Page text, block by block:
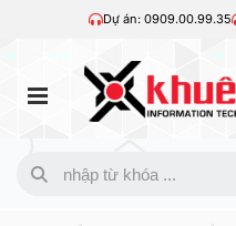
Dự án: 0909.00.99.35